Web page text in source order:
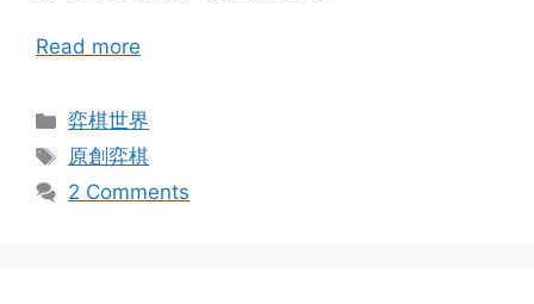
Read more
Categories
弈棋世界
Tags
原創弈棋
2 Comments